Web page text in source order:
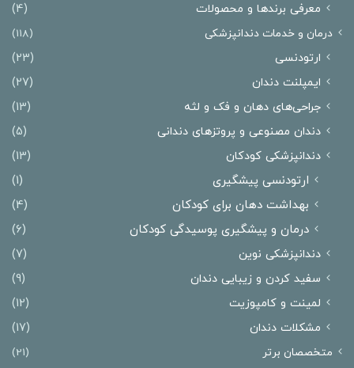
معرفی برندها و محصولات
(4)
درمان‌ و خدمات دندانپزشکی (118)
ارتودنسی
(23)
ایمپلنت دندان
(27)
جراحی‌های دهان و فک و لثه
(13)
دندان مصنوعی و پروتزهای دندانی
(5)
دندانپزشکی کودکان
(13)
ارتودنسی پیشگیری
(1)
بهداشت دهان برای کودکان
(4)
درمان و پیشگیری پوسیدگی کودکان
(6)
دندانپزشکی نوین
(7)
سفید کردن و زیبایی دندان
(9)
لمینت و کامپوزیت
(12)
مشکلات دندان
(17)
متخصصان برتر (21)